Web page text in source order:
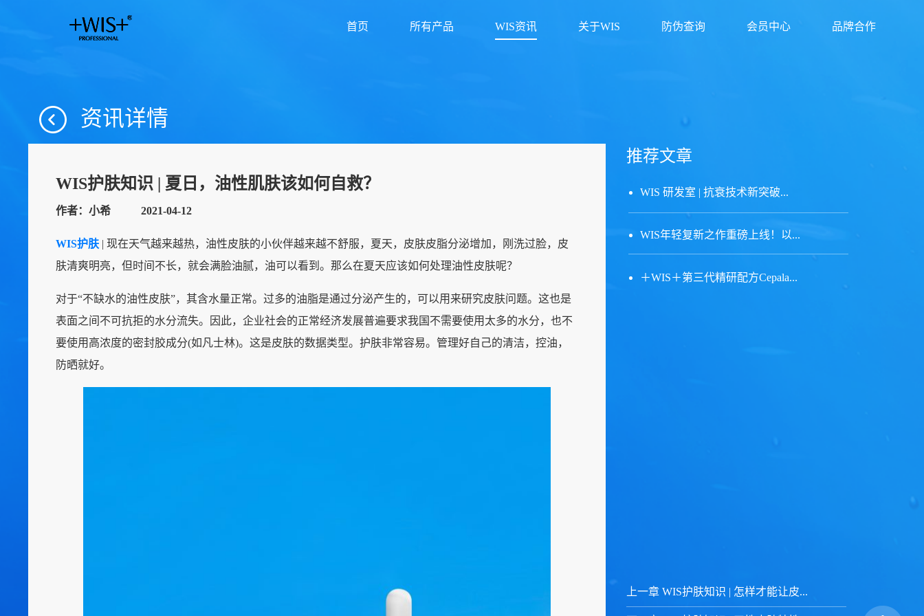
首页 所有产品 WIS资讯 关于WIS 防伪查询 会员中心 品牌合作
资讯详情
WIS护肤知识 | 夏日，油性肌肤该如何自救？
作者：小希 2021-04-12
WIS护肤 | 现在天气越来越热，油性皮肤的小伙伴越来越不舒服，夏天，皮肤皮脂分泌增加，刚洗过脸，皮
肤清爽明亮，但时间不长，就会满脸油腻，油可以看到。那么在夏天应该如何处理油性皮肤呢？
对于“不缺水的油性皮肤”，其含水量正常。过多的油脂是通过分泌产生的，可以用来研究皮肤问题。这也是
表面之间不可抗拒的水分流失。因此，企业社会的正常经济发展普遍要求我国不需要使用太多的水分，也不
要使用高浓度的密封胶成分(如凡士林)。这是皮肤的数据类型。护肤非常容易。管理好自己的清洁，控油，
防晒就好。
推荐文章
WIS 研发室 | 抗衰技术新突破...
WIS年轻复新之作重磅上线！以...
＋WIS＋第三代精研配方Cepala...
上一章 WIS护肤知识 | 怎样才能让皮...